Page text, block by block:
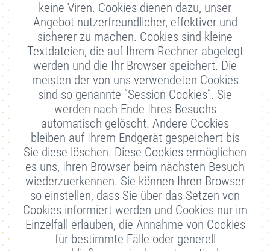
keine Viren. Cookies dienen dazu, unser
Angebot nutzerfreundlicher, effektiver und
sicherer zu machen. Cookies sind kleine
Textdateien, die auf Ihrem Rechner abgelegt
werden und die Ihr Browser speichert. Die
meisten der von uns verwendeten Cookies
sind so genannte “Session-Cookies”. Sie
werden nach Ende Ihres Besuchs
automatisch gelöscht. Andere Cookies
bleiben auf Ihrem Endgerät gespeichert bis
Sie diese löschen. Diese Cookies ermöglichen
es uns, Ihren Browser beim nächsten Besuch
wiederzuerkennen. Sie können Ihren Browser
so einstellen, dass Sie über das Setzen von
Cookies informiert werden und Cookies nur im
Einzelfall erlauben, die Annahme von Cookies
für bestimmte Fälle oder generell